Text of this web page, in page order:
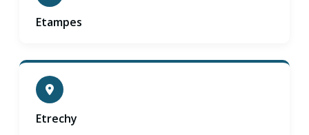
Etampes
Etrechy